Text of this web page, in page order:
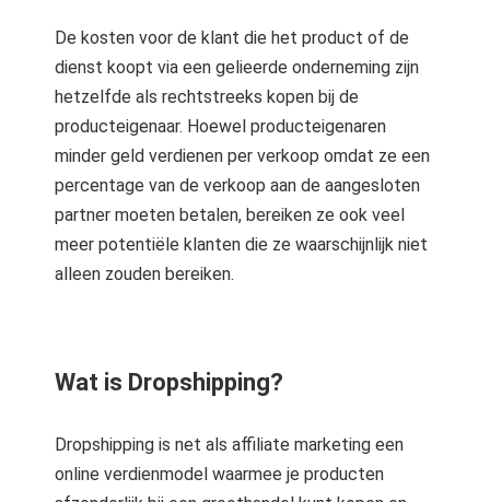
De kosten voor de klant die het product of de
dienst koopt via een gelieerde onderneming zijn
hetzelfde als rechtstreeks kopen bij de
producteigenaar. Hoewel producteigenaren
minder geld verdienen per verkoop omdat ze een
percentage van de verkoop aan de aangesloten
partner moeten betalen, bereiken ze ook veel
meer potentiële klanten die ze waarschijnlijk niet
alleen zouden bereiken.
Wat is Dropshipping?
Dropshipping is net als affiliate marketing een
online verdienmodel waarmee je producten